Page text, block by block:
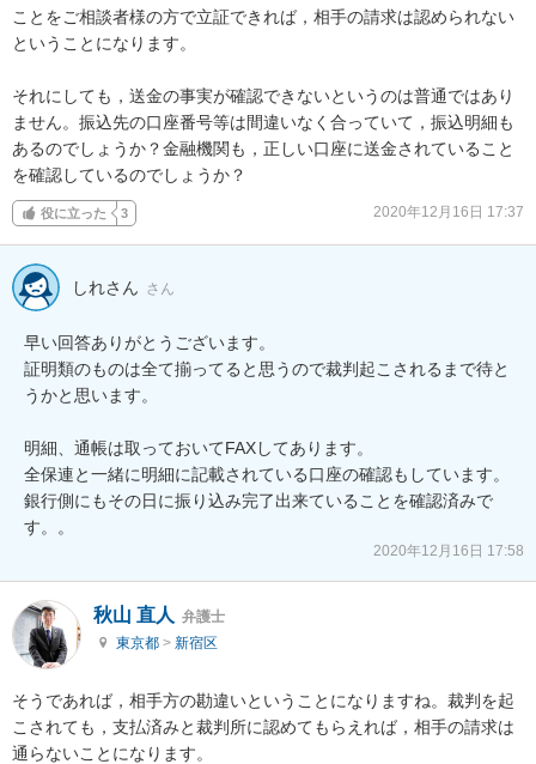
ことをご相談者様の方で立証できれば，相手の請求は認められない
ということになります。
それにしても，送金の事実が確認できないというのは普通ではあり
ません。振込先の口座番号等は間違いなく合っていて，振込明細も
あるのでしょうか？金融機関も，正しい口座に送金されていること
を確認しているのでしょうか？
役に立った 3 2020年12月16日 17:37
しれさん さん
早い回答ありがとうございます。
証明類のものは全て揃ってると思うので裁判起こされるまで待と
うかと思います。
明細、通帳は取っておいてFAXしてあります。
全保連と一緒に明細に記載されている口座の確認もしています。
銀行側にもその日に振り込み完了出来ていることを確認済みで
す。。
2020年12月16日 17:58
秋山 直人 弁護士
東京都 > 新宿区
そうであれば，相手方の勘違いということになりますね。裁判を起
こされても，支払済みと裁判所に認めてもらえれば，相手の請求は
通らないことになります。